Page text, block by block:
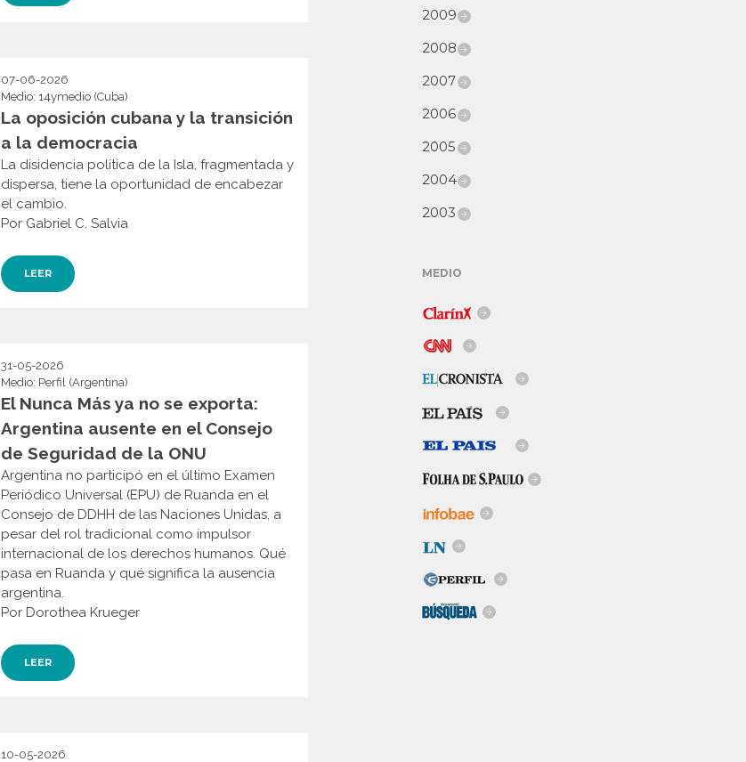
07-06-2026
Medio: 14ymedio (Cuba)
La oposición cubana y la transición
a la democracia
La disidencia política de la Isla, fragmentada y
dispersa, tiene la oportunidad de encabezar
el cambio.
Por Gabriel C. Salvia
LEER
31-05-2026
Medio: Perfil (Argentina)
El Nunca Más ya no se exporta:
Argentina ausente en el Consejo
de Seguridad de la ONU
Argentina no participó en el último Examen
Periódico Universal (EPU) de Ruanda en el
Consejo de DDHH de las Naciones Unidas, a
pesar del rol tradicional como impulsor
internacional de los derechos humanos. Qué
pasa en Ruanda y qué significa la ausencia
argentina.
Por Dorothea Krueger
LEER
10-05-2026
2009
2008
2007
2006
2005
2004
2003
MEDIO